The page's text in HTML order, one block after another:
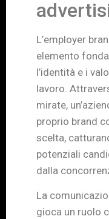
L’employer
elemento
l’identità e i
lavoro.
mirate,
proprio brand
scelta,
potenziali
dalla
La
gioca un ruolo